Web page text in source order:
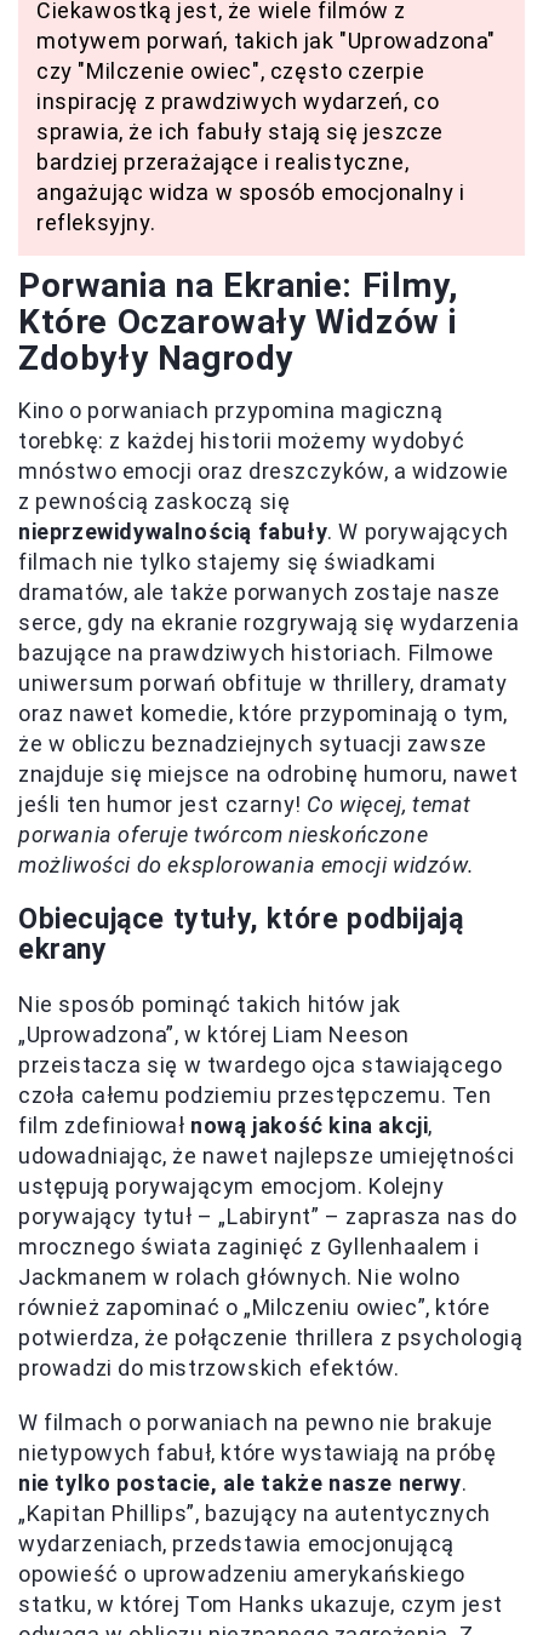
Ciekawostką jest, że wiele filmów z
motywem porwań, takich jak "Uprowadzona"
czy "Milczenie owiec", często czerpie
inspirację z prawdziwych wydarzeń, co
sprawia, że ich fabuły stają się jeszcze
bardziej przerażające i realistyczne,
angażując widza w sposób emocjonalny i
refleksyjny.
Porwania na Ekranie: Filmy,
Które Oczarowały Widzów i
Zdobyły Nagrody
Kino o porwaniach przypomina magiczną
torebkę: z każdej historii możemy wydobyć
mnóstwo emocji oraz dreszczyków, a widzowie
z pewnością zaskoczą się
nieprzewidywalnością fabuły. W porywających
filmach nie tylko stajemy się świadkami
dramatów, ale także porwanych zostaje nasze
serce, gdy na ekranie rozgrywają się wydarzenia
bazujące na prawdziwych historiach. Filmowe
uniwersum porwań obfituje w thrillery, dramaty
oraz nawet komedie, które przypominają o tym,
że w obliczu beznadziejnych sytuacji zawsze
znajduje się miejsce na odrobinę humoru, nawet
jeśli ten humor jest czarny! Co więcej, temat
porwania oferuje twórcom nieskończone
możliwości do eksplorowania emocji widzów.
Obiecujące tytuły, które podbijają
ekrany
Nie sposób pominąć takich hitów jak
„Uprowadzona”, w której Liam Neeson
przeistacza się w twardego ojca stawiającego
czoła całemu podziemiu przestępczemu. Ten
film zdefiniował nową jakość kina akcji,
udowadniając, że nawet najlepsze umiejętności
ustępują porywającym emocjom. Kolejny
porywający tytuł – „Labirynt” – zaprasza nas do
mrocznego świata zaginięć z Gyllenhaalem i
Jackmanem w rolach głównych. Nie wolno
również zapominać o „Milczeniu owiec”, które
potwierdza, że połączenie thrillera z psychologią
prowadzi do mistrzowskich efektów.
W filmach o porwaniach na pewno nie brakuje
nietypowych fabuł, które wystawiają na próbę
nie tylko postacie, ale także nasze nerwy.
„Kapitan Phillips”, bazujący na autentycznych
wydarzeniach, przedstawia emocjonującą
opowieść o uprowadzeniu amerykańskiego
statku, w której Tom Hanks ukazuje, czym jest